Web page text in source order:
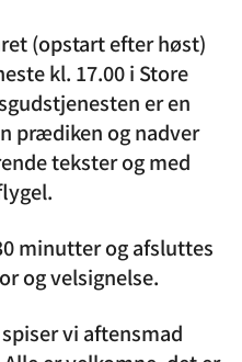
(opstart efter høst)
kl. 17.00 i Store
er en
prædiken og nadver
tekster og med
minutter og afsluttes
og velsignelse.
vi aftensmad